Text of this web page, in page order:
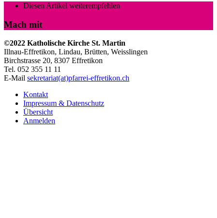
Diesen Artikel weiterempfehlen
Mach mit
©2022 Katholische Kirche St. Martin
Illnau-Effretikon, Lindau, Brütten, Weisslingen
Birchstrasse 20, 8307 Effretikon
Tel. 052 355 11 11
E-Mail sekretariat(at)pfarrei-effretikon.ch
Kontakt
Impressum & Datenschutz
Übersicht
Anmelden